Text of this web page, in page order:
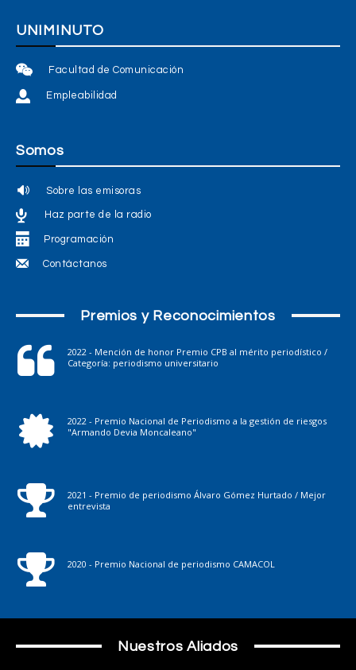
UNIMINUTO
Facultad de Comunicación
Empleabilidad
Somos
Sobre las emisoras
Haz parte de la radio
Programación
Contáctanos
Premios y Reconocimientos
2022 - Mención de honor Premio CPB al mérito periodístico /
Categoría: periodismo universitario
2022 - Premio Nacional de Periodismo a la gestión de riesgos
"Armando Devia Moncaleano"
2021 - Premio de periodismo Álvaro Gómez Hurtado / Mejor
entrevista
2020 - Premio Nacional de periodismo CAMACOL
Nuestros Aliados